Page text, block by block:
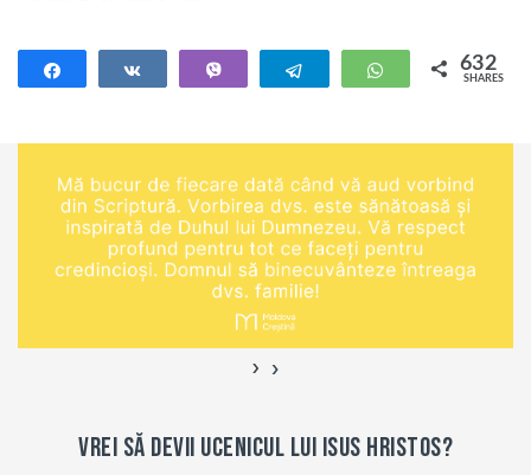
Telegram WhatsApp
632
SHARES
‹ ›
Vrei să devii ucenicul lui Isus Hristos?